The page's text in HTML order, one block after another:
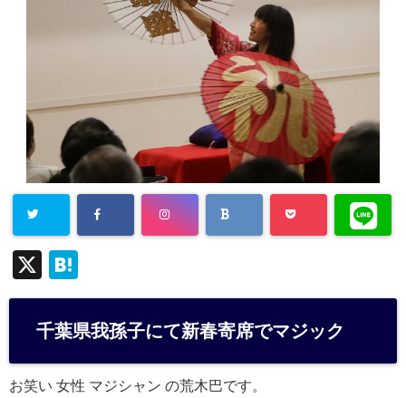
X
at
e
n
a
千葉県我孫子にて新春寄席でマジック
お笑い 女性 マジシャン の荒木巴です。